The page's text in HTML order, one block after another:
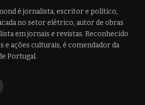
é jornalista, escritor e político,
no setor elétrico, autor de obras
em jornais e revistas. Reconhecido
e ações culturais, é comendador da
Portugal.